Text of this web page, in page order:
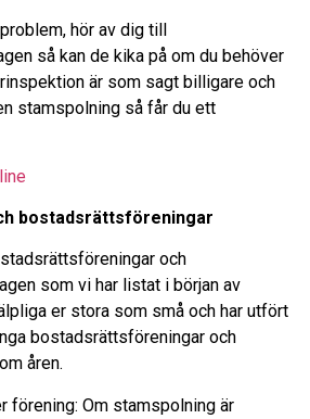
hör av dig till
så kan de kika på om du behöver
är som sagt billigare och
stamspolning så får du ett
bostadsrättsföreningar
och
som vi har listat i början av
er stora som små och har utfört
bostadsrättsföreningar och
åren.
förening: Om stamspolning är